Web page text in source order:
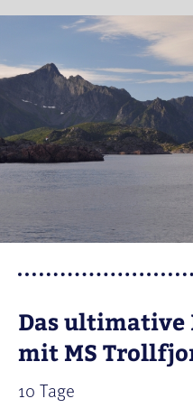
Das ultimative
mit MS
10 Tage